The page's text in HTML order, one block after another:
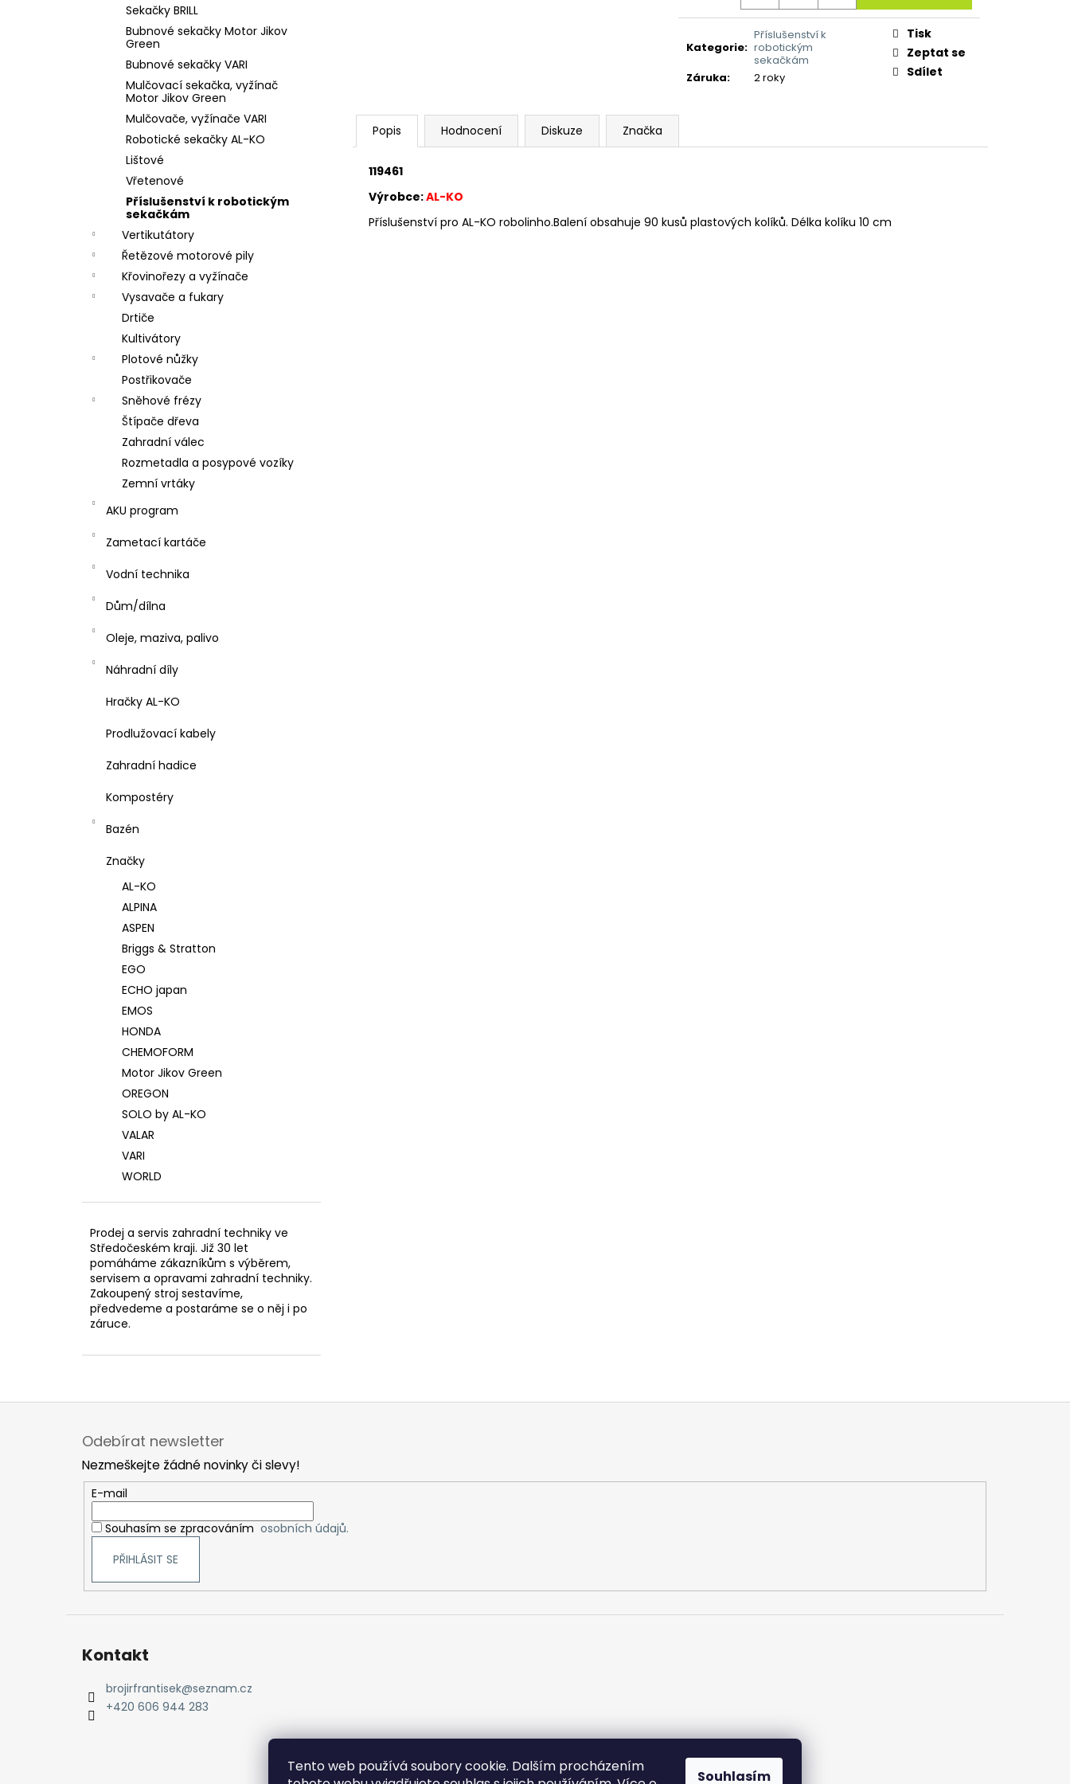
Tento web používá soubory cookie. Dalším procházením
Souhlasím
Sekačky BRILL
Bubnové sekačky Motor Jikov
Green
Bubnové sekačky VARI
Mulčovací sekačka, vyžínač
Motor Jikov Green
Mulčovače, vyžínače VARI
Robotické sekačky AL-KO
Lištové
Vřetenové
Příslušenství k robotickým
sekačkám
Vertikutátory
Řetězové motorové pily
Křovinořezy a vyžínače
Vysavače a fukary
Drtiče
Kultivátory
Plotové nůžky
Postřikovače
Sněhové frézy
Štípače dřeva
Zahradní válec
Rozmetadla a posypové vozíky
Zemní vrtáky
AKU program
Zametací kartáče
Vodní technika
Dům/dílna
Oleje, maziva, palivo
Náhradní díly
Hračky AL-KO
Prodlužovací kabely
Zahradní hadice
Kompostéry
Bazén
Značky
AL-KO
ALPINA
ASPEN
Briggs & Stratton
EGO
ECHO japan
EMOS
HONDA
CHEMOFORM
Motor Jikov Green
OREGON
SOLO by AL-KO
VALAR
VARI
WORLD
Prodej a servis zahradní techniky ve
Středočeském kraji. Již 30 let
pomáháme zákazníkům s výběrem,
servisem a opravami zahradní techniky.
Zakoupený stroj sestavíme,
předvedeme a postaráme se o něj i po
záruce.
Kategorie:
Příslušenství k
robotickým
sekačkám
Záruka: 2 roky
Tisk
Zeptat se
Sdílet
Popis Hodnocení Diskuze Značka
119461
Výrobce:AL-KO
Příslušenství pro AL-KO robolinho.Balení obsahuje 90 kusů plastových kolíků. Délka kolíku 10 cm
Z
Odebírat newsletter
Nezmeškejte žádné novinky či slevy!
E-mail
Souhasím se zpracováním osobních údajů.
PŘIHLÁSIT SE
Kontakt
brojirfrantisek@seznam.cz
+420 606 944 283